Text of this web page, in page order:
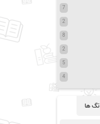
7
2
8
2
5
4
تگ ها